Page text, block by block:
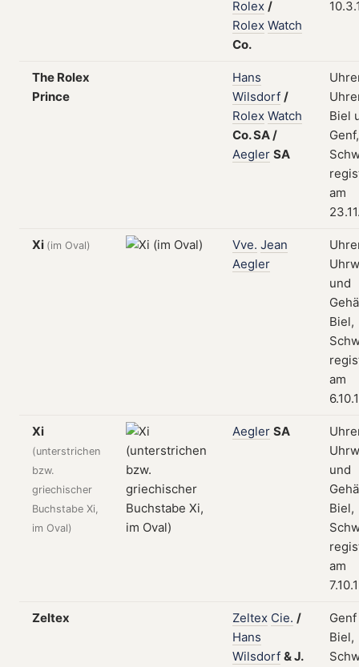
Rolex /
Rolex Watch
Co.
The Rolex
Prince
Hans
Wilsdorf /
Rolex Watch
Co.SA/
Aegler SA
Biel
Genf,
am
Xi (im Oval) Vve. Jean
Aegler
und
Biel,
am
Xi
(unterstrichen
bzw.
griechischer
Buchstabe Xi,
im Oval)
Aegler SA
und
Biel,
am
Zeltex Zeltex Cie. /
Hans
Wilsdorf &J.
Biel,